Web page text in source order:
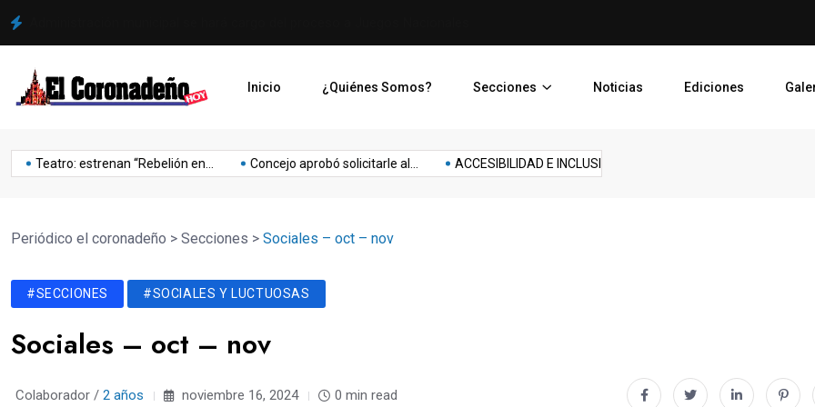
Inicio ¿Quiénes Somos? Secciones Noticias Ediciones
estrenan “Rebelión en... Concejo aprobó solicitarle al... ACCESIBILIDAD E INCLUSION: Coronado...
Lo
último
Mejoras Mejoria Musica Niños Obesidad Olimpiadas Política Psicología Salud
Periódico el coronadeño > Secciones > Sociales – oct – nov
#SECCIONES #SOCIALES Y LUCTUOSAS
Sociales – oct – nov
Colaborador / 2 años noviembre 16, 2024 0 min read